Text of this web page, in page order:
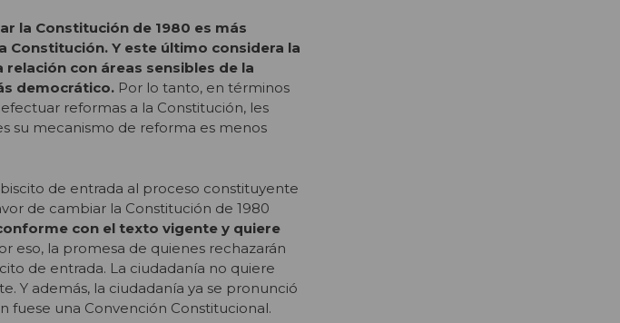
la Constitución de 1980 es más
Constitución. Y este último considera la
con áreas sensibles de la
democrático. Por lo tanto, en términos
reformas a la Constitución, les
su mecanismo de reforma es menos
de entrada al proceso constituyente
de cambiar la Constitución de 1980
con el texto vigente y quiere
eso, la promesa de quienes rechazarán
de entrada. La ciudadanía no quiere
Y además, la ciudadanía ya se pronunció
fuese una Convención Constitucional.